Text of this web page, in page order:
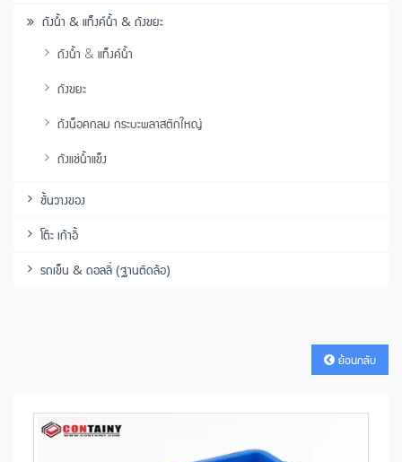
ถังน้ำ & แท็งค์น้ำ & ถังขยะ
ถังน้ำ & แท็งค์น้ำ
ถังขยะ
ถังน็อคกลม กระบะพลาสติกใหญ่
ถังแช่น้ำแข็ง
ชั้นวางของ
โต๊ะ เก้าอี้
รถเข็น & ดอลลี่ (ฐานติดล้อ)
ย้อนกลับ